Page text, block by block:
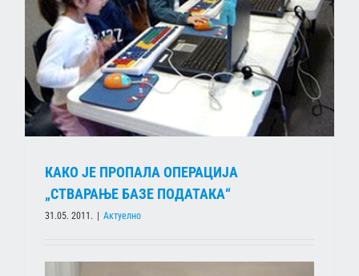
КАКО ЈЕ ПРОПАЛА ОПЕРАЦИЈА
„СТВАРАЊЕ БАЗЕ ПОДАТАКА“
31.05. 2011. | Актуелно